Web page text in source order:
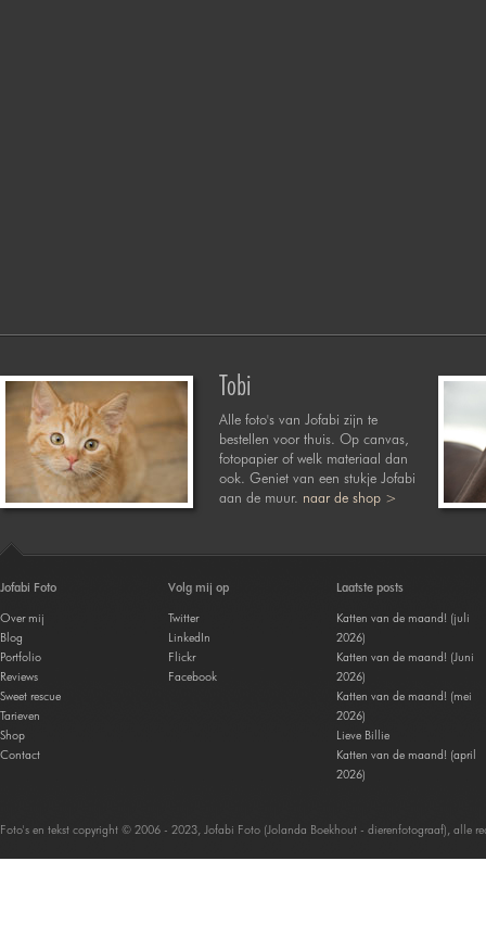
Tobi
Alle foto's van Jofabi zijn te
bestellen voor thuis. Op canvas,
fotopapier of welk materiaal dan
ook. Geniet van een stukje Jofabi
aan de muur. naar de shop >
Jofabi Foto
Over mij
Blog
Portfolio
Reviews
Sweet rescue
Tarieven
Shop
Contact
Volg mij op
Twitter
LinkedIn
Flickr
Facebook
Laatste posts
Katten van de maand! (juli
2026)
Katten van de maand! (Juni
2026)
Katten van de maand! (mei
2026)
Lieve Billie
Katten van de maand! (april
2026)
Foto's en tekst copyright © 2006 - 2023, Jofabi Foto (Jolanda Boekhout - dierenfotograaf), alle